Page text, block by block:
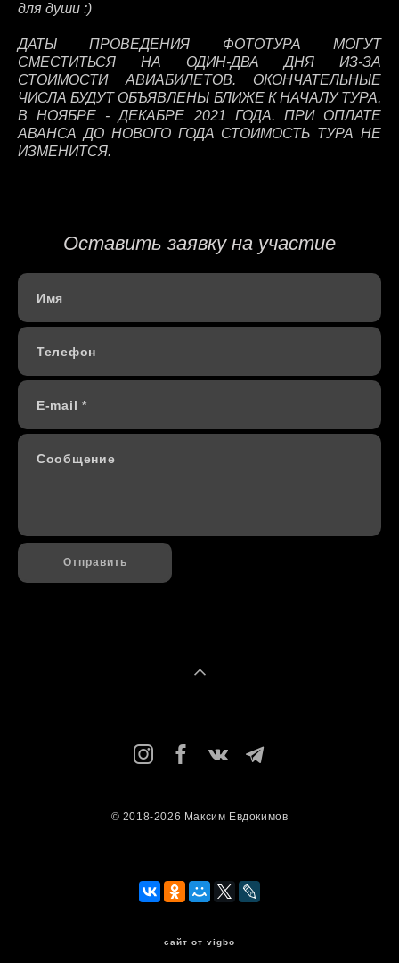
для души :)
ДАТЫ ПРОВЕДЕНИЯ ФОТОТУРА МОГУТ
СМЕСТИТЬСЯ НА ОДИН-ДВА ДНЯ ИЗ-ЗА
СТОИМОСТИ АВИАБИЛЕТОВ. ОКОНЧАТЕЛЬНЫЕ
ЧИСЛА БУДУТ ОБЪЯВЛЕНЫ БЛИЖЕ К НАЧАЛУ ТУРА,
В НОЯБРЕ - ДЕКАБРЕ 2021 ГОДА. ПРИ ОПЛАТЕ
АВАНСА ДО НОВОГО ГОДА СТОИМОСТЬ ТУРА НЕ
ИЗМЕНИТСЯ.
Оставить заявку на участие
Имя
Телефон
E-mail *
Сообщение
Отправить
© 2018-2026 Максим Евдокимов
сайт от vigbo